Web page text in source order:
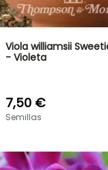
Viola williamsii
- Violeta
7,50 €
Semillas